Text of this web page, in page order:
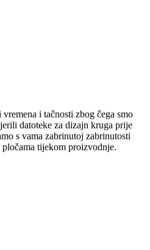
i tačnosti zbog čega smo
datoteke za dizajn kruga prije
s vama zabrinutoj zabrinutosti
tijekom proizvodnje.